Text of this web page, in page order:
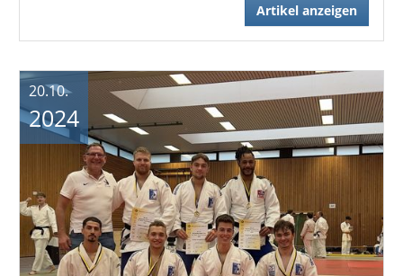
Artikel anzeigen
20.10.
2024